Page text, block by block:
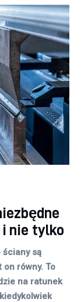
nie tylko
ściany są
on równy. To
na ratunek